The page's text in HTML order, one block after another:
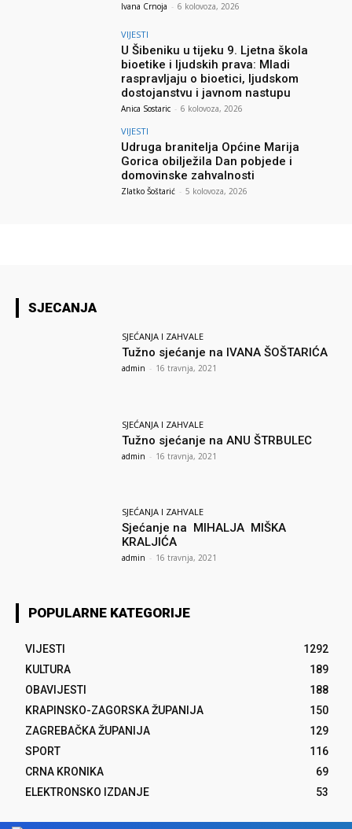
Ivana Crnoja - 6 kolovoza, 2026
VIJESTI
U Šibeniku u tijeku 9. Ljetna škola
bioetike i ljudskih prava: Mladi
raspravljaju o bioetici, ljudskom
dostojanstvu i javnom nastupu
Anica Sostaric - 6 kolovoza, 2026
VIJESTI
Udruga branitelja Općine Marija
Gorica obilježila Dan pobjede i
domovinske zahvalnosti
Zlatko Šoštarić - 5 kolovoza, 2026
SJECANJA
SJEĆANJA I ZAHVALE
Tužno sjećanje na IVANA ŠOŠTARIĆA
admin - 16 travnja, 2021
SJEĆANJA I ZAHVALE
Tužno sjećanje na ANU ŠTRBULEC
admin - 16 travnja, 2021
SJEĆANJA I ZAHVALE
Sjećanje na MIHALJA MIŠKA
KRALJIĆA
admin - 16 travnja, 2021
POPULARNE KATEGORIJE
VIJESTI
1292
KULTURA
189
OBAVIJESTI
188
KRAPINSKO-ZAGORSKA ŽUPANIJA
150
ZAGREBAČKA ŽUPANIJA
129
SPORT
116
CRNA KRONIKA
69
ELEKTRONSKO IZDANJE
53